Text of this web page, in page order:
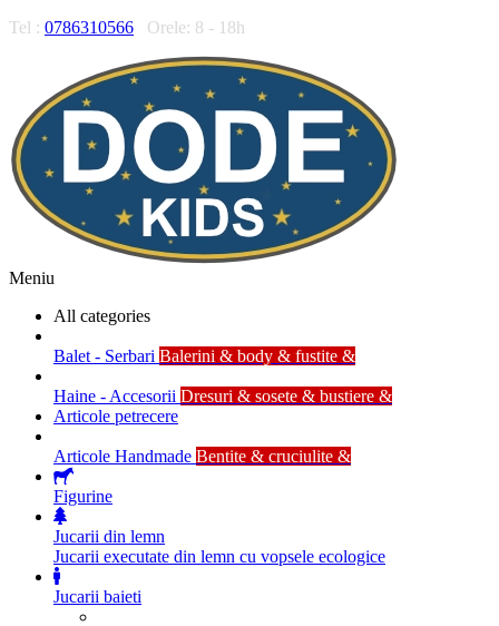
Tel : 0786310566 Orele: 8 - 18h
Meniu
All categories
Balet - Serbari Balerini & body & fustite &
Haine - Accesorii Dresuri & sosete & bustiere &
Articole petrecere
Articole Handmade Bentite & cruciulite &
Figurine
Jucarii din lemn
Jucarii executate din lemn cu vopsele ecologice
Jucarii baieti